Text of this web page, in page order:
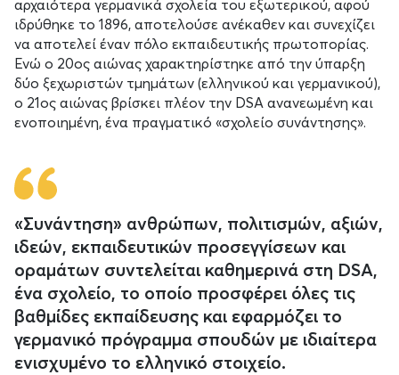
αρχαιότερα γερμανικά σχολεία του εξωτερικού, αφού
ιδρύθηκε το 1896, αποτελούσε ανέκαθεν και συνεχίζει
να αποτελεί έναν πόλο εκπαιδευτικής πρωτοπορίας.
Ενώ ο 20ος αιώνας χαρακτηρίστηκε από την ύπαρξη
δύο ξεχωριστών τμημάτων (ελληνικού και γερμανικού),
ο 21ος αιώνας βρίσκει πλέον την DSA ανανεωμένη και
ενοποιημένη, ένα πραγματικό «σχολείο συνάντησης».
«Συνάντηση» ανθρώπων, πολιτισμών, αξιών,
ιδεών, εκπαιδευτικών προσεγγίσεων και
οραμάτων συντελείται καθημερινά στη DSA,
ένα σχολείο, το οποίο προσφέρει όλες τις
βαθμίδες εκπαίδευσης και εφαρμόζει το
γερμανικό πρόγραμμα σπουδών με ιδιαίτερα
ενισχυμένο το ελληνικό στοιχείο.